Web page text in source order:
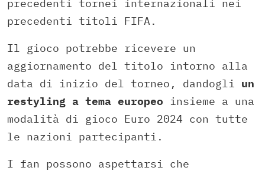
precedenti tornei internazionali nei
precedenti titoli FIFA.
Il gioco potrebbe ricevere un
aggiornamento del titolo intorno alla
data di inizio del torneo, dandogli un
restyling a tema europeo insieme a una
modalità di gioco Euro 2024 con tutte
le nazioni partecipanti.
I fan possono aspettarsi che